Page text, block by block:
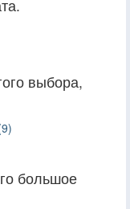
выбора,
большое